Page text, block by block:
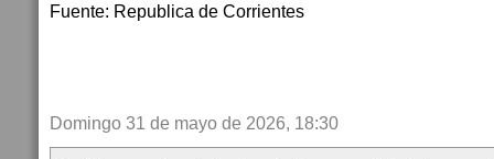
Fuente: Republica de Corrientes
Domingo 31 de mayo de 2026, 18:30